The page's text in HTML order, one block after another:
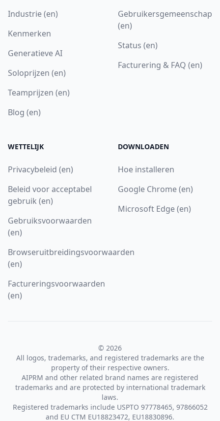
Industrie (en)
Kenmerken
Generatieve AI
Soloprijzen (en)
Teamprijzen (en)
Blog (en)
Gebruikersgemeenschap
(en)
Status (en)
Facturering & FAQ (en)
WETTELIJK
Privacybeleid (en)
Beleid voor acceptabel
gebruik (en)
Gebruiksvoorwaarden
(en)
Browseruitbreidingsvoorwaarden
(en)
Factureringsvoorwaarden
(en)
DOWNLOADEN
Hoe installeren
Google Chrome (en)
Microsoft Edge (en)
© 2026
All logos, trademarks, and registered trademarks are the
property of their respective owners.
AIPRM and other related brand names are registered
trademarks and are protected by international trademark
laws.
Registered trademarks include USPTO 97778465, 97866052
and EU CTM EU18823472, EU18830896.